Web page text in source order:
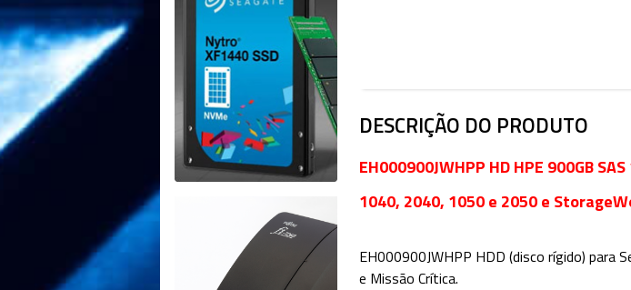
DESCRIÇÃO DO PRODUTO
EH000900JWHPP HD HPE 900GB
1040, 2040, 1050 e 2050 e
EH000900JWHPP HDD (disco rígido) para
e Missão Crítica.